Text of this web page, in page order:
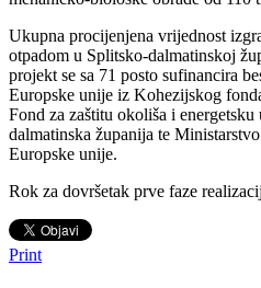
Ukupna procijenjena vrijednost
otpadom u Splitsko-dalmatinskoj
projekt se sa 71 posto sufinancira
Europske unije iz Kohezijskog
Fond za zaštitu okoliša i
dalmatinska županija te
Europske unije.
Rok za dovršetak prve faze
Print